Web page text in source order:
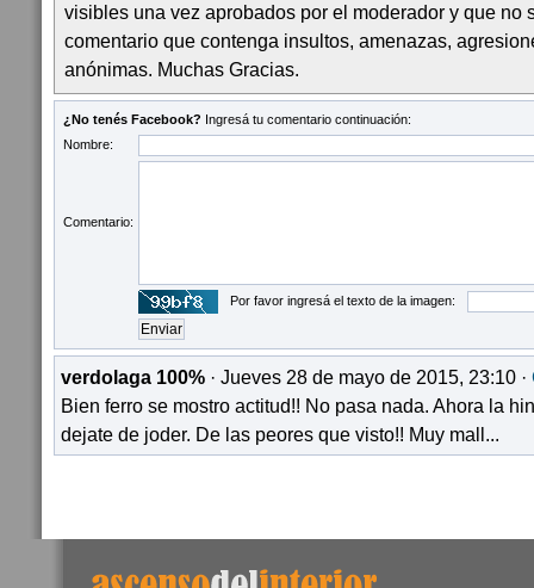
visibles una vez aprobados por el moderador y que no
comentario que contenga insultos, amenazas,
anónimas. Muchas Gracias.
¿No tenés Facebook? Ingresá tu comentario continuación:
Nombre:
Comentario:
Por favor ingresá el texto de la imagen:
verdolaga 100% · Jueves 28 de mayo de 2015, 23:10 ·
Bien ferro se mostro actitud!! No pasa nada. Ahora la
dejate de joder. De las peores que visto!! Muy mall...